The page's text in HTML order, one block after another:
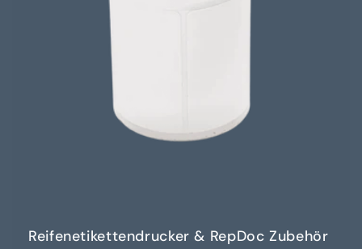
Reifenetikettendrucker & RepDoc Zubehör